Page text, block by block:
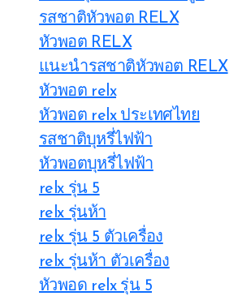
รสชาติหัวพอต RELX
หัวพอต RELX
แนะนำรสชาติหัวพอต RELX
หัวพอต relx
หัวพอต relx ประเทศไทย
รสชาติบุหรี่ไฟฟ้า
หัวพอตบุหรี่ไฟฟ้า
relx รุ่น 5
relx รุ่นห้า
relx รุ่น 5 ตัวเครื่อง
relx รุ่นห้า ตัวเครื่อง
หัวพอด relx รุ่น 5